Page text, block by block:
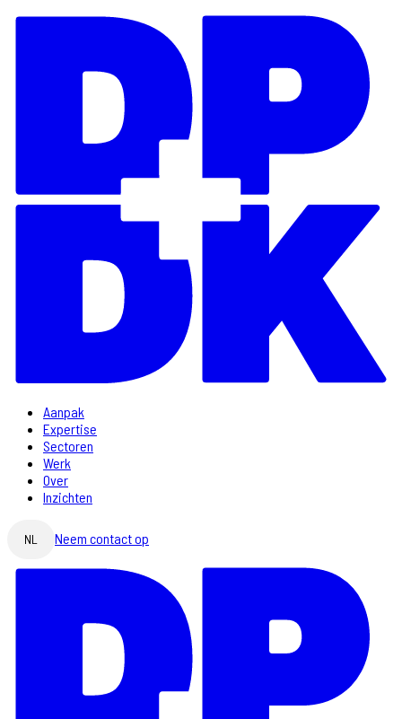
Aanpak
Expertise
Sectoren
Werk
Over
Inzichten
NL Neem contact op